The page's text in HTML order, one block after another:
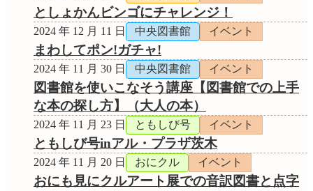
としょかんビンゴにチャレンジ！
2024 年 12 月 11 日 中央図書館 イベント
まわしてポン!ガチャ!
2024 年 11 月 30 日 中央図書館 イベント
図書館を使いこなそう講座【図書館での上手
な本の探し方】（大人の本）
2024 年 11 月 23 日 ともしび号 イベント
ともしび号inアル・プラザ茨木
2024 年 11 月 20 日 おにクル イベント
おにも見にクルアート展での音訳図書と点字